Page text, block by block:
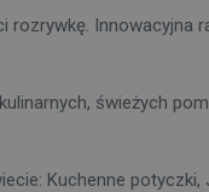
Innowacyjna
świeżych
Kuchenne